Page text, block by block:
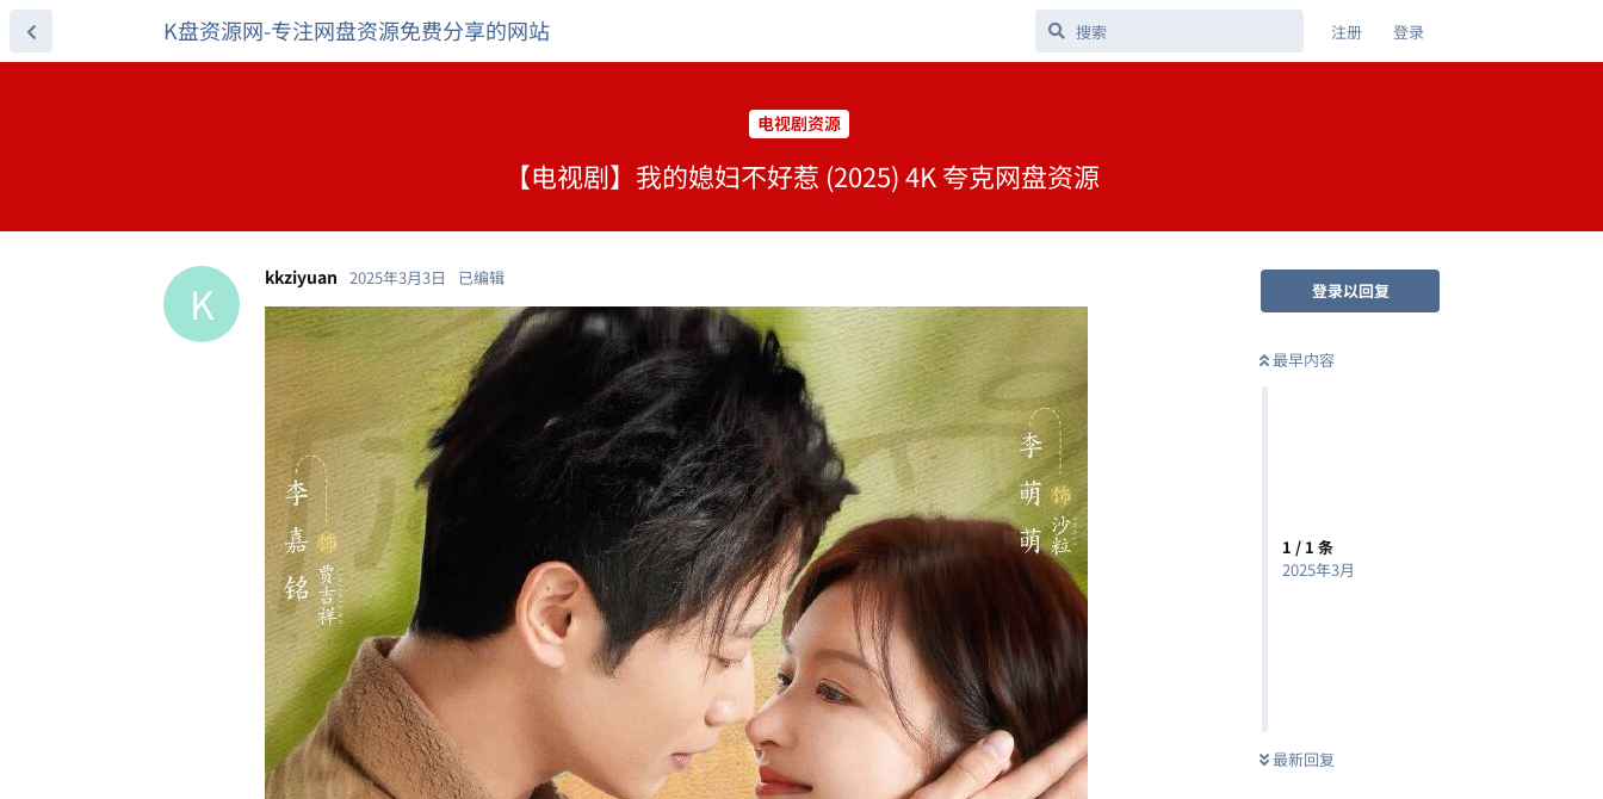
K盘资源网-专注网盘资源免费分享的网站 注册 登录
电视剧资源
【电视剧】我的媳妇不好惹 (2025) 4K 夸克网盘资源
登录以回复
最早内容
1 / 1 条
2025年3月
最新回复
K kkziyuan 2025年3月3日 已编辑